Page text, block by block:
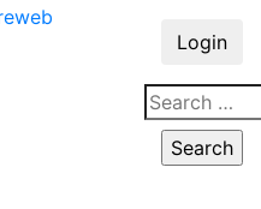
Login